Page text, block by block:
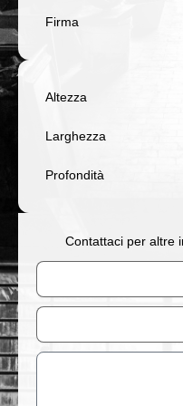
Firma
Altezza
Larghezza
Profondità
Contattaci per altre
Nome
Email
Messaggio